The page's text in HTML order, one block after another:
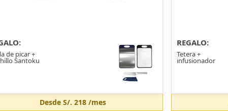
de picar +
Santoku
DesdeS/. 218 /mes
REGALO:
Tetera +
infusionador